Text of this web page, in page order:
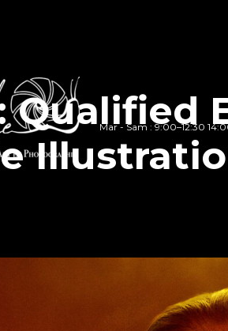
Mar - Sam : 9:00–12:30
Qualified